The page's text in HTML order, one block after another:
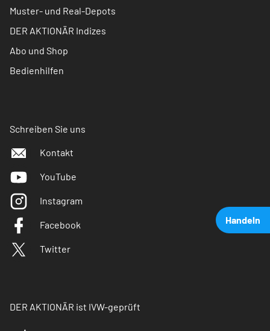
Handeln
Muster- und Real-Depots
DER AKTIONÄR Indizes
Abo und Shop
Bedienhilfen
Schreiben Sie uns
Kontakt
YouTube
Instagram
Facebook
Twitter
DER AKTIONÄR ist IVW-geprüft